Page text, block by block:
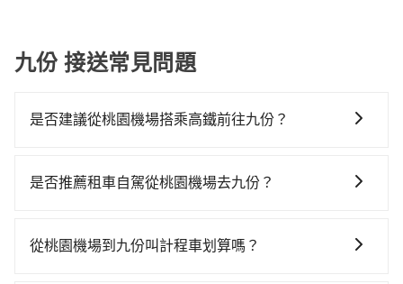
公司
九份 接送常見問題
是否建議從桃園機場搭乘高鐵前往九份？
時、轉車麻煩！桃園-台北雖然一天最多時有74班車次，
往最靠近的桃園高鐵站，叫一輛計程車花費約400元、車
是否推薦租車自駕從桃園機場去九份？
時不需要閉目養神（因為要自己開車），最重要的是你
從桃園機場到九份叫計程車划算嗎？